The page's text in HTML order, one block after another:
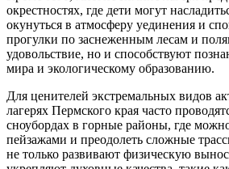
окрестностях, где дети могут
окунуться в атмосферу уединения и
прогулки по заснеженным лесам и
удовольствие, но и способствуют
мира и экологическому образованию.
Для ценителей экстремальных видов
лагерях Пермского края часто
сноубордах в горные районы, где
пейзажами и преодолеть сложные
не только развивают физическую